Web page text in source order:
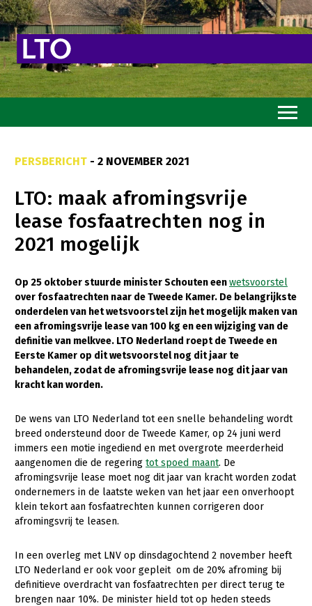
Goed eten
Mooi groen
Sterk ondernemerschap
Transitiepaden
Thema’s
Gezonde planten
Gezonde dieren
Natuur, klimaat en energie
Platteland en omgeving
Mens, ondernemerschap en onderwijs
Internationaal
Sectoren
Biologische Landbouw
Geitenhouderij
Plant
Akkerbouw
Multifunctionele landbouw
PERSBERICHT - 2 NOVEMBER 2021
LTO: maak afromingsvrije
lease fosfaatrechten nog in
2021 mogelijk
Op 25 oktober stuurde minister Schouten eenwetsvoorstel
over fosfaatrechten naar de Tweede Kamer. De belangrijkste
onderdelen van het wetsvoorstel zijn het mogelijk maken van
een afromingsvrije lease van 100 kg en een wijziging van de
definitie van melkvee. LTO Nederland roept de Tweede en
Eerste Kamer op dit wetsvoorstel nog dit jaar te
behandelen, zodat de afromingsvrije lease nog dit jaar van
kracht kan worden.
De wens van LTO Nederland tot een snelle behandeling wordt
breed ondersteund door de Tweede Kamer, op 24 juni werd
immers een motie ingediend en met overgrote meerderheid
aangenomen die de regering tot spoed maant. De
afromingsvrije lease moet nog dit jaar van kracht worden zodat
ondernemers in de laatste weken van het jaar een onverhoopt
klein tekort aan fosfaatrechten kunnen corrigeren door
afromingsvrij te leasen.
In een overleg met LNV op dinsdagochtend 2 november heeft
LTO Nederland er ook voor gepleit om de 20% afroming bij
definitieve overdracht van fosfaatrechten per direct terug te
brengen naar 10%. De minister hield tot op heden steeds